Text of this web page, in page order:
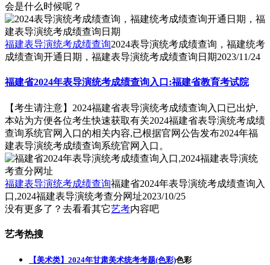
会是什么时候呢？
福建表导演统考成绩查询2024表导演统考成绩查询，福建统考
成绩查询开通日期，福建表导演统考成绩查询日期2023/11/24
福建省2024年表导演统考成绩查询入口:福建省教育考试院
【考生请注意】2024福建省表导演统考成绩查询入口已出炉,
本站为方便各位考生快速获取有关2024福建省表导演统考成绩
查询系统官网入口的相关内容,已根据官网公告发布2024年福
建表导演统考成绩查询系统官网入口。
福建表导演统考成绩查询福建省2024年表导演统考成绩查询入
口,2024福建表导演统考查分网址2023/10/25
没有更多了？去看看其它艺考内容吧
艺考热搜
【美术类】2024年甘肃美术统考考题(色彩)色彩